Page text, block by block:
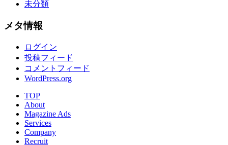
未分類
メタ情報
ログイン
投稿フィード
コメントフィード
WordPress.org
TOP
About
Magazine Ads
Services
Company
Recruit